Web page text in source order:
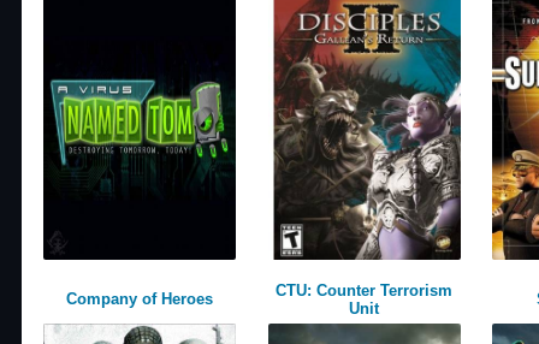
Company of Heroes
CTU: Counter Terrorism
Unit